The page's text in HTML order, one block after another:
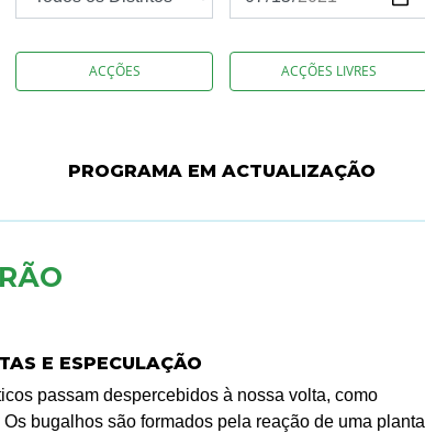
ACÇÕES ACÇÕES LIVRES
PROGRAMA EM ACTUALIZAÇÃO
E ESPECULAÇÃO
passam despercebidos à nossa volta, como
bugalhos são formados pela reação de uma planta